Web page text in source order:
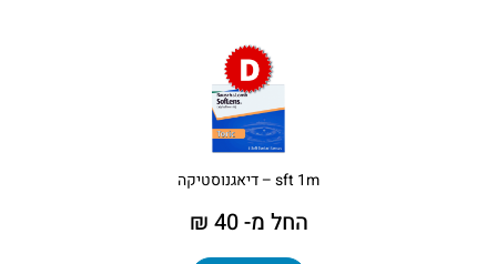
sft 1m – דיאגנוסטיקה
החל מ- 40 ₪